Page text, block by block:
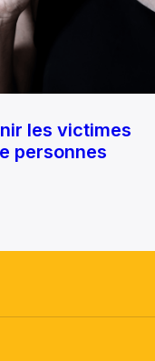
les victimes
personnes